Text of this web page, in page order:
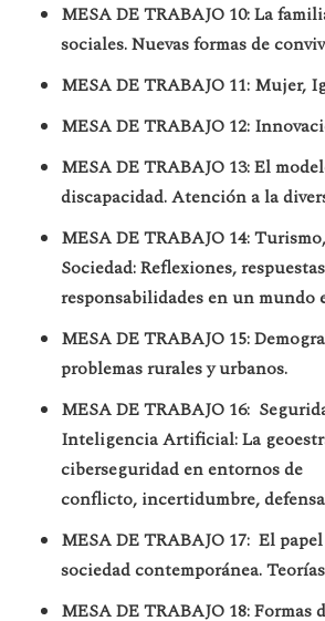
MESA DE TRABAJO 10:La
sociales. Nuevas formas de
MESA DE TRABAJO 11: Mujer,
MESA DE TRABAJO 12:
MESA DE TRABAJO 13:El
discapacidad. Atención a la
MESA DE TRABAJO 14:
Sociedad: Reflexiones,
responsabilidades en un mundo
MESA DE TRABAJO 15:
problemas rurales y urbanos.
MESA DE TRABAJO 16:
Inteligencia Artificial: La
ciberseguridad en entornos de
conflicto, incertidumbre,
MESA DE TRABAJO 17: El
sociedad contemporánea.
MESA DE TRABAJO 18: Formas